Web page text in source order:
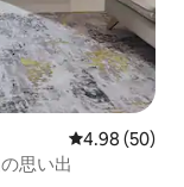
レビュー50
4.98 (50)
思い出